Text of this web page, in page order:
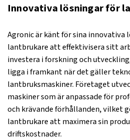
Innovativa lösningar för
Agronic är känt för sina innovativa
lantbrukare att effektivisera sitt
investera i forskning och
ligga i framkant när det gäller
lantbruksmaskiner. Företaget
maskiner som är anpassade för
och krävande förhållanden, vilket
lantbrukare att maximera sin
driftskostnader.